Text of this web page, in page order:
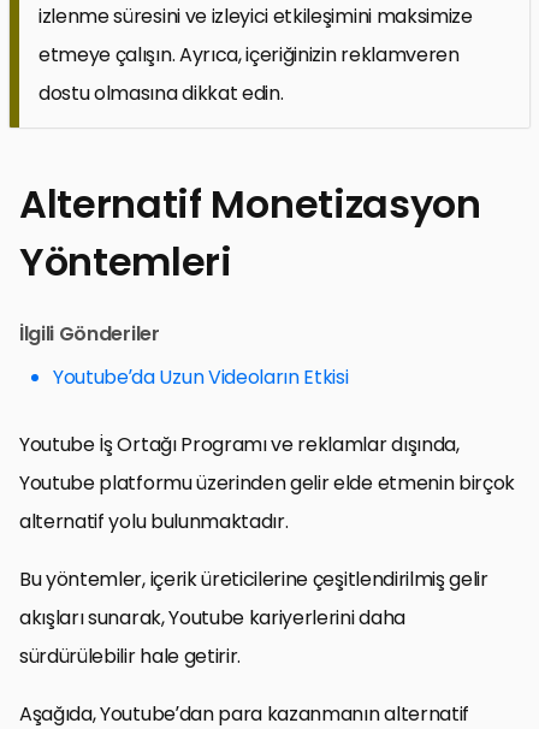
izlenme süresini ve izleyici etkileşimini maksimize
etmeye çalışın. Ayrıca, içeriğinizin reklamveren
dostu olmasına dikkat edin.
Alternatif Monetizasyon
Yöntemleri
İlgili Gönderiler
Youtube’da Uzun Videoların Etkisi
Youtube İş Ortağı Programı ve reklamlar dışında,
Youtube platformu üzerinden gelir elde etmenin birçok
alternatif yolu bulunmaktadır.
Bu yöntemler, içerik üreticilerine çeşitlendirilmiş gelir
akışları sunarak, Youtube kariyerlerini daha
sürdürülebilir hale getirir.
Aşağıda, Youtube’dan para kazanmanın alternatif